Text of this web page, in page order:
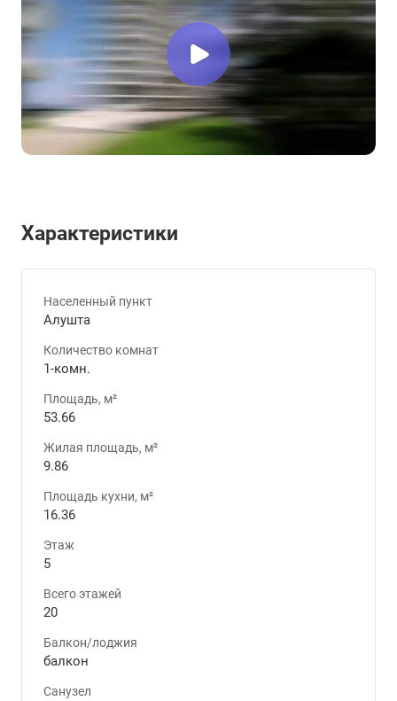
Характеристики
Населенный пункт
Алушта
Количество комнат
1-комн.
Площадь, м²
53.66
Жилая площадь, м²
9.86
Площадь кухни, м²
16.36
Этаж
5
Всего этажей
20
Балкон/лоджия
балкон
Санузел